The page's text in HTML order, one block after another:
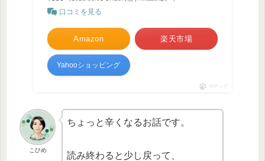
口コミを見る
Amazon 楽天市場
Yahooショッピング
ポチップ
こひめ
ちょっと辛くなるお話です。
読み終わると少し戻って、